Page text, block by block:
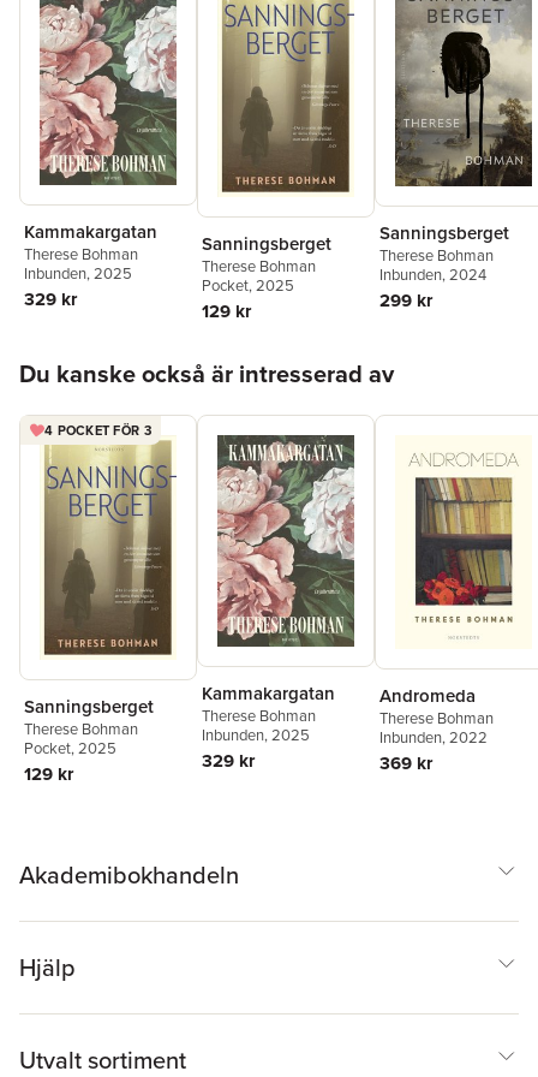
Kammakargatan
Therese Bohman
Inbunden, 2025
329 kr
Sanningsberget
Therese Bohman
Pocket, 2025
129 kr
Sanningsberget
Therese Bohman
Inbunden, 2024
299 kr
Du kanske också är intresserad av
4 POCKET FÖR 3
Sanningsberget
Therese Bohman
Pocket, 2025
129 kr
Kammakargatan
Therese Bohman
Inbunden, 2025
329 kr
Andromeda
Therese Bohman
Inbunden, 2022
369 kr
Akademibokhandeln
Hjälp
Utvalt sortiment